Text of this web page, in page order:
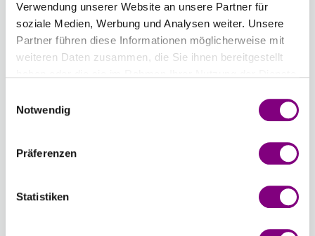
Verwendung unserer Website an unsere Partner für
soziale Medien, Werbung und Analysen weiter. Unsere
Partner führen diese Informationen möglicherweise mit
weiteren Daten zusammen, die Sie ihnen bereitgestellt
Notwendig
Präferenzen
Statistiken
Anzahl
Mitglied werden Sie ganz einfach an der